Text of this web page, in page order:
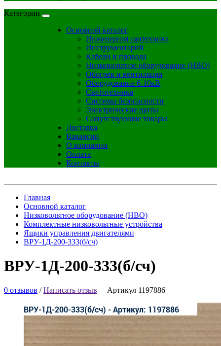
Категории
Основной каталог
Инженерная сантехника
Инструментарий
Кабели и провода
Низковольтное оборудование (НВО)
Обогрев и вентиляция
Оборудование 6-10кВ
Светотехника
Системы безопасности
Электрические щиты
Сопутствующие товары
Доставка
Вакансии
О компании
Оплата
Контакты
Главная
Основной каталог
Низковольтное оборудование (НВО)
Комплектные низковольтные устройства
Ящики управления двигателями
ВРУ-1Д-200-333(б/сч)
ВРУ-1Д-200-333(б/сч)
0 отзывов /Написать отзыв Артикул 1197886